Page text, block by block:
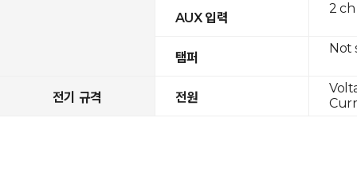
AUX 입력
탬퍼
전기 규격 전원
2
Not